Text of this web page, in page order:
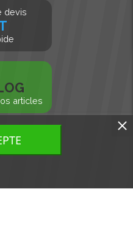
devis
articles